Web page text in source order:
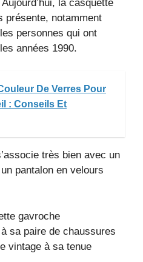
la casquette
présente, notamment
personnes qui ont
années 1990.
De Verres Pour
: Conseils Et
très bien avec un
pantalon en velours
gavroche
sa paire de chaussures
vintage à sa tenue